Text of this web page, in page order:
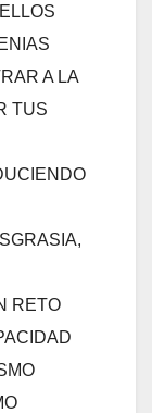
A LA
TUS
RETO